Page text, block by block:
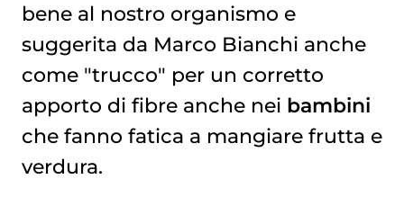
bene al nostro organismo e
suggerita da Marco Bianchi anche
come "trucco" per un corretto
apporto di fibre anche nei bambini
che fanno fatica a mangiare frutta e
verdura.